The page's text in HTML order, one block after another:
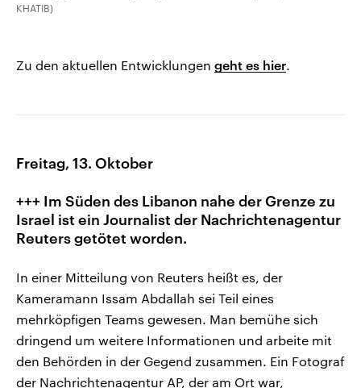
KHATIB)
Zu den aktuellen Entwicklungen geht es hier.
Freitag, 13. Oktober
+++ Im Süden des Libanon nahe der Grenze zu
Israel ist ein Journalist der Nachrichtenagentur
Reuters getötet worden.
In einer Mitteilung von Reuters heißt es, der
Kameramann Issam Abdallah sei Teil eines
mehrköpfigen Teams gewesen. Man bemühe sich
dringend um weitere Informationen und arbeite mit
den Behörden in der Gegend zusammen. Ein Fotograf
der Nachrichtenagentur AP, der am Ort war,